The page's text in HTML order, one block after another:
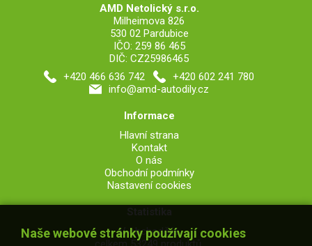
AMD Netolický s.r.o.
Milheimova 826
530 02 Pardubice
IČO: 259 86 465
DIČ: CZ25986465
+420 466 636 742
+420 602 241 780
info@amd-autodily.cz
Informace
Hlavní strana
Kontakt
O nás
Obchodní podmínky
Nastavení cookies
V obchodě je
Naše webové stránky používají cookies